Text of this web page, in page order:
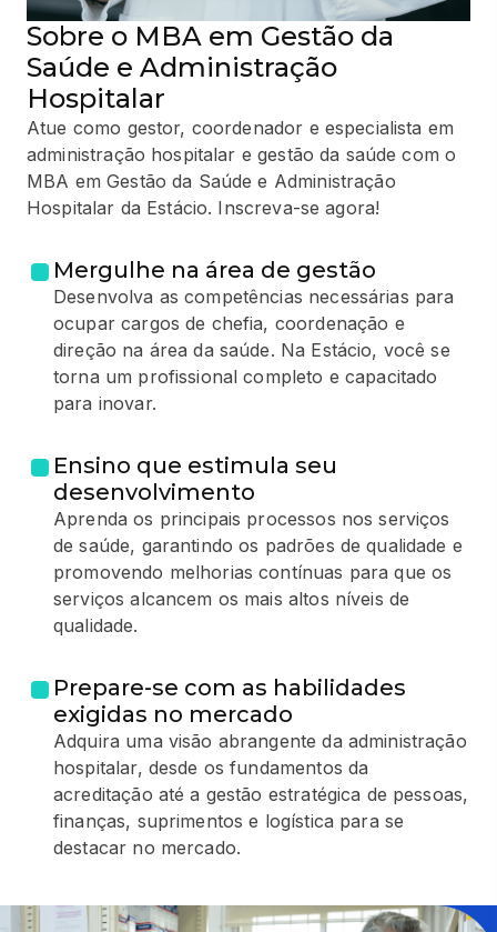
Sobre o MBA em Gestão da
Saúde e Administração
Hospitalar
Atue como gestor, coordenador e especialista em
administração hospitalar e gestão da saúde com o
MBA em Gestão da Saúde e Administração
Hospitalar da Estácio. Inscreva-se agora!
Mergulhe na área de gestão
Desenvolva as competências necessárias para
ocupar cargos de chefia, coordenação e
direção na área da saúde. Na Estácio, você se
torna um profissional completo e capacitado
para inovar.
Ensino que estimula seu
desenvolvimento
Aprenda os principais processos nos serviços
de saúde, garantindo os padrões de qualidade e
promovendo melhorias contínuas para que os
serviços alcancem os mais altos níveis de
qualidade.
Prepare-se com as habilidades
exigidas no mercado
Adquira uma visão abrangente da administração
hospitalar, desde os fundamentos da
acreditação até a gestão estratégica de pessoas,
finanças, suprimentos e logística para se
destacar no mercado.